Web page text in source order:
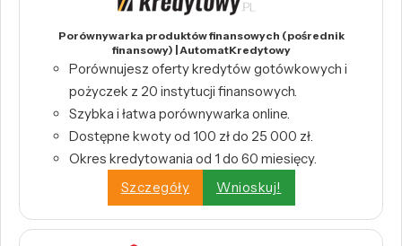
Porównywarka produktów finansowych (pośrednik
finansowy) | AutomatKredytowy
Porównujesz oferty kredytów gotówkowych i
pożyczek z 20 instytucji finansowych.
Szybka i łatwa porównywarka online.
Dostępne kwoty od 100 zł do 25 000 zł.
Okres kredytowania od 1 do 60 miesięcy.
Szczegóły
Wnioskuj!